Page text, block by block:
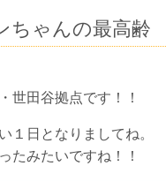
ちゃんの最高齢
世田谷拠点です！！
１日となりましてね。
たみたいですね！！